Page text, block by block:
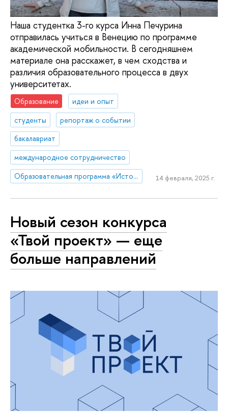
Наша студентка 3-го курса Инна Печурина
отправилась учиться в Венецию по программе
академической мобильности. В сегодняшнем
материале она расскажет, в чем сходства и
различия образовательного процесса в двух
университетах.
Образование
идеи и опыт
студенты
репортаж о событии
бакалавриат
международное сотрудничество
Образовательная программа «История»
14 февраля, 2025 г.
Новый сезон конкурса
«Твой проект» — еще
больше направлений